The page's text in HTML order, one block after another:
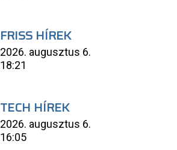
FRISS HÍREK
2026. augusztus 6.
18:21
TECH HÍREK
2026. augusztus 6.
16:05